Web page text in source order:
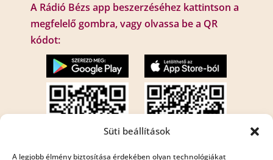
Süti beállítások
A legjobb élmény biztosítása érdekében olyan technológiákat
A Rádió Bézs app beszerzéséhez kattintson a
megfelelő gombra, vagy olvassa be a QR
kódot: